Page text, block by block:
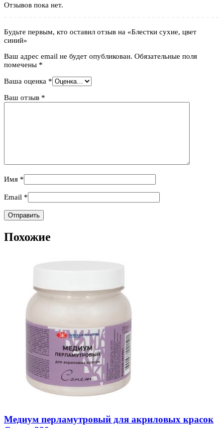
Отзывов пока нет.
Будьте первым, кто оставил отзыв на «Блестки сухие, цвет
синий»
Ваш адрес email не будет опубликован. Обязательные поля
помечены *
Ваша оценка *
Ваш отзыв *
Имя *
Email *
Похожие
Медиум перламутровый для акриловых красок